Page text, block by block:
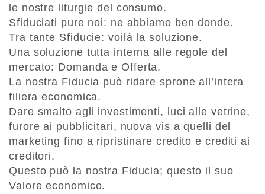
le nostre liturgie del consumo.
Sfiduciati pure noi: ne abbiamo ben donde.
Tra tante Sfiducie: voilà la soluzione.
Una soluzione tutta interna alle regole del
mercato: Domanda e Offerta.
La nostra Fiducia può ridare sprone all’intera
filiera economica.
Dare smalto agli investimenti, luci alle vetrine,
furore ai pubblicitari, nuova vis a quelli del
marketing fino a ripristinare credito e crediti ai
creditori.
Questo può la nostra Fiducia; questo il suo
Valore economico.